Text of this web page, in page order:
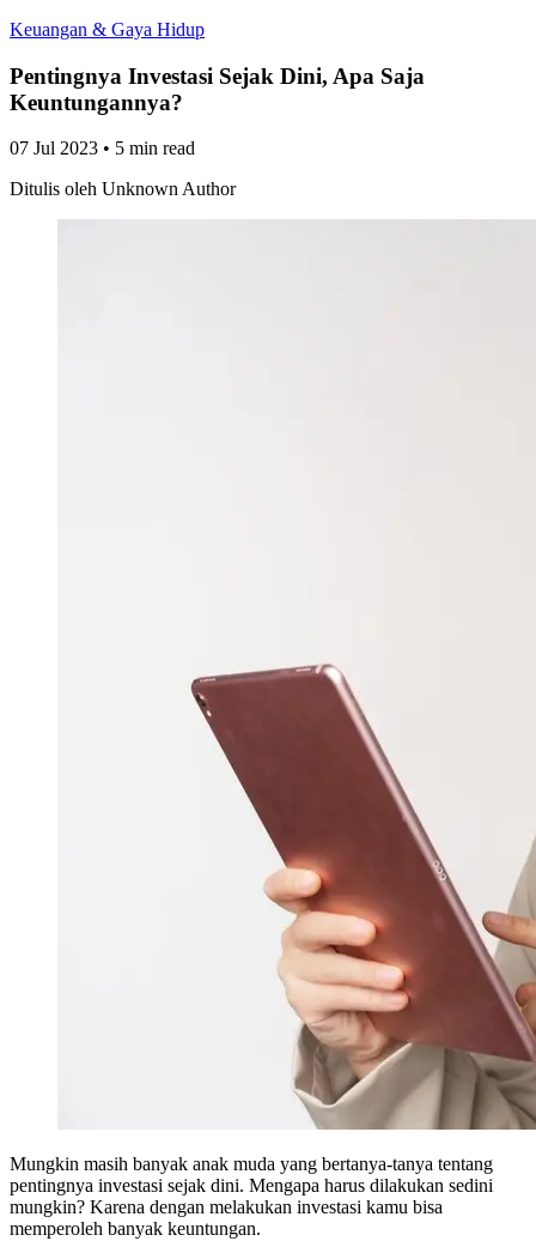
Keuangan & Gaya Hidup
Pentingnya Investasi Sejak Dini, Apa Saja
Keuntungannya?
07 Jul 2023 • 5 min read
Ditulis oleh Unknown Author
Mungkin masih banyak anak muda yang bertanya-tanya tentang
pentingnya investasi sejak dini. Mengapa harus dilakukan sedini
mungkin? Karena dengan melakukan investasi kamu bisa
memperoleh banyak keuntungan.